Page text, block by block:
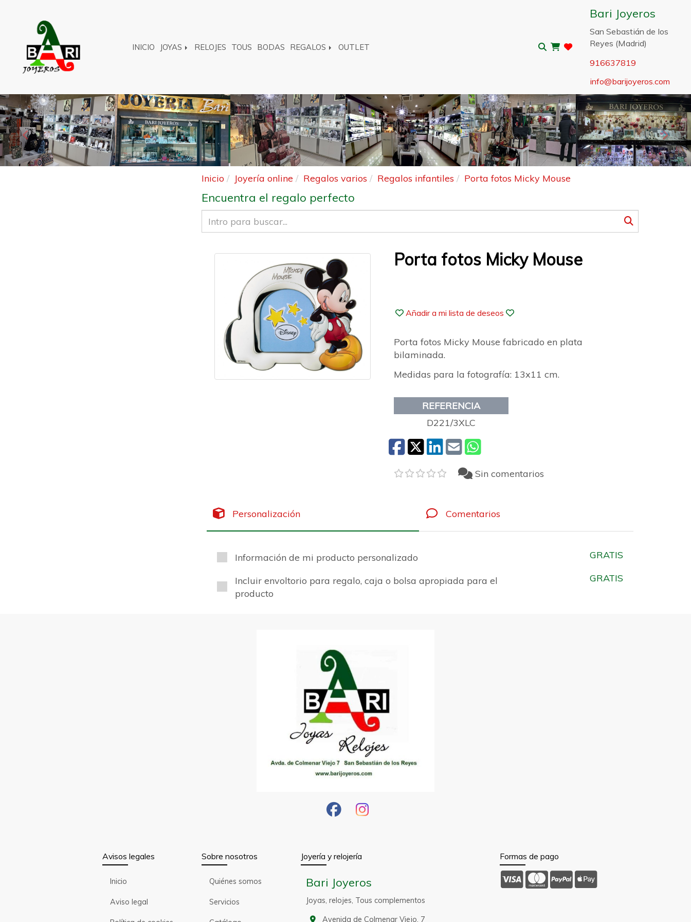
INICIO JOYAS RELOJES TOUS BODAS REGALOS OUTLET
Bari Joyeros
San Sebastián de los
Reyes (Madrid)
916637819
info
barijoyeros.com
Anterior
Inicio Joyería online Regalos varios Regalos infantiles Porta fotos Micky Mouse
Encuentra el regalo perfecto
Porta fotos Micky Mouse
Añadir a mi lista de deseos
Porta fotos Micky Mouse fabricado en plata
bilaminada.
Medidas para la fotografía: 13x11 cm.
REFERENCIA
D221/3XLC
Sin comentarios
Personalización Comentarios
Información de mi producto personalizado GRATIS
Incluir envoltorio para regalo, caja o bolsa apropiada para el
producto
GRATIS
Avisos legales
Inicio
Aviso legal
Sobre nosotros
Quiénes somos
Servicios
Joyería y relojería
Bari Joyeros
Joyas, relojes, Tous complementos
Avenida de Colmenar Viejo, 7
Formas de pago